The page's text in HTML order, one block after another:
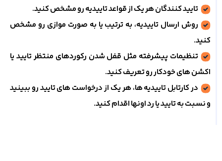
تایید کنندگان هر یک از قواعد تاییدیه رو مشخص کنید.
روش ارسال تاییدیه، به ترتیب یا به صورت موازی رو مشخص
کنید.
تنظیمات پیشرفته مثل قفل شدن رکوردهای منتظر تایید یا
اکشن های خودکار رو تعریف کنید.
در کارتابل تاییدیه ها، هر یک از درخواست های تایید رو ببینید
و نسبت به تایید یا رد اونها اقدام کنید.